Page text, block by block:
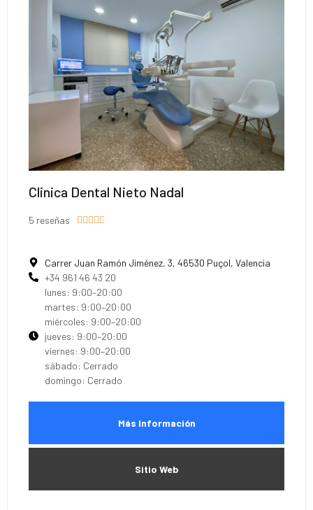
Clinica Dental Nieto Nadal
5 reseñas 
Carrer Juan Ramón Jiménez, 3, 46530 Puçol, Valencia
+34 961 46 43 20
lunes: 9:00–20:00
martes: 9:00–20:00
miércoles: 9:00–20:00
jueves: 9:00–20:00
viernes: 9:00–20:00
sábado: Cerrado
domingo: Cerrado
Más Información
Sitio Web